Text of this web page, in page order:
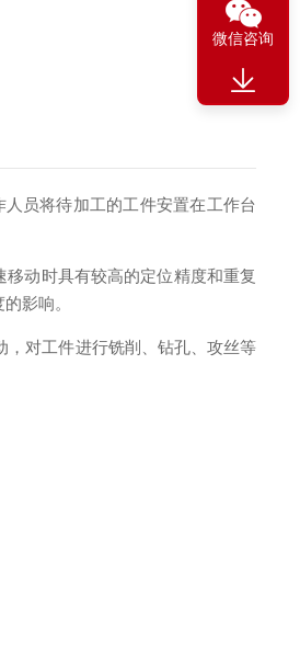
员将待加工的工件安置在工作台
动时具有较高的定位精度和重复
影响。
对工件进行铣削、钻孔、攻丝等
微信咨询